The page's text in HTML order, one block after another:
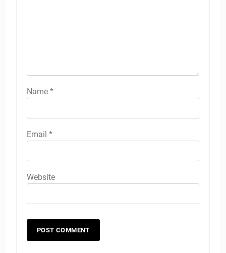
Name *
Email *
Website